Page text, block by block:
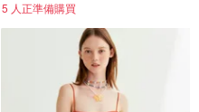
5 人正準備購買